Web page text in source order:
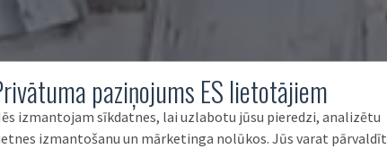
paziņojums ES lietotājiem
izmantojam sīkdatnes, lai uzlabotu jūsu pieredzi, analizētu
izmantošanu un mārketinga nolūkos. Jūs varat pārvaldīt